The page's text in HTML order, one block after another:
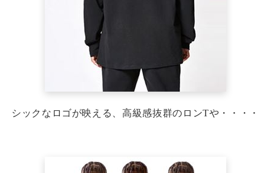
シックなロゴが映える、高級感抜群のロンTや・・・・